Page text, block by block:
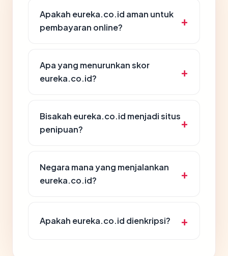
Apakah eureka.co.id aman untuk
pembayaran online?
Apa yang menurunkan skor
eureka.co.id?
Bisakah eureka.co.id menjadi situs
penipuan?
Negara mana yang menjalankan
eureka.co.id?
Apakah eureka.co.id dienkripsi?